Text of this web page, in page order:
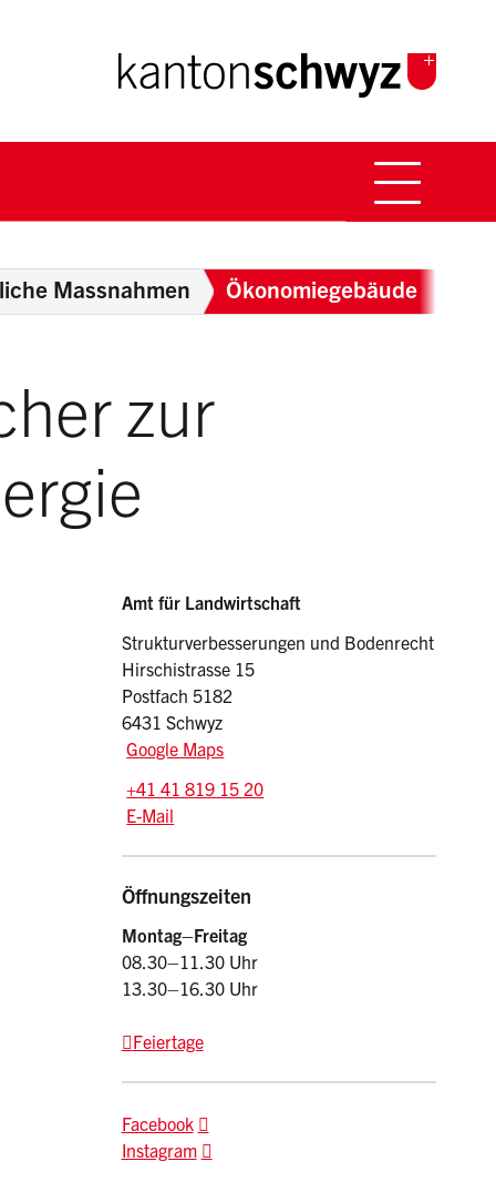
Breadcrumb
Massnahmen Ökonomiegebäude
zur
Sidebar
Adresse
Amt für Landwirtschaft
Strukturverbesserungen und Bodenrecht
Hirschistrasse 15
Postfach 5182
6431 Schwyz
Google Maps
Tel.:
+41 41 819 15 20
E-Mail: afl
E-Mail
Öffnungszeiten
Montag–Freitag
08.30–11.30 Uhr
13.30–16.30 Uhr
Feiertage
Facebook
Instagram